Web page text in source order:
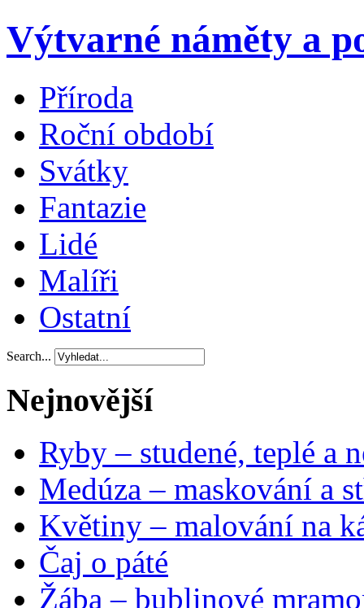
Výtvarné náměty a
Příroda
Roční období
Svátky
Fantazie
Lidé
Malíři
Ostatní
Search...
Nejnovější
Ryby – studené, teplé a
Medúza – maskování a
Květiny – malování na
Čaj o páté
Žába – bublinové